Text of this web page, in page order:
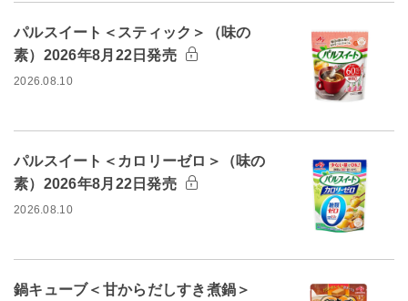
パルスイート＜スティック＞（味の
素）2026年8月22日発売
2026.08.10
パルスイート＜カロリーゼロ＞（味の
素）2026年8月22日発売
2026.08.10
鍋キューブ＜甘からだしすき煮鍋＞